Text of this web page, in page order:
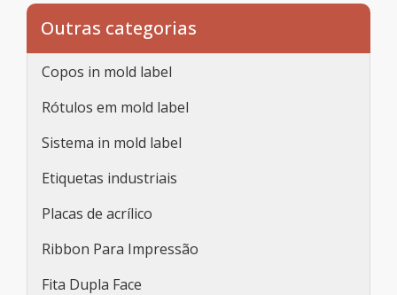
Outras categorias
Copos in mold label
Rótulos em mold label
Sistema in mold label
Etiquetas industriais
Placas de acrílico
Ribbon Para Impressão
Fita Dupla Face